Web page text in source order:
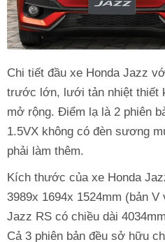
Chi tiết đầu xe Honda Jazz
trước lớn, lưới tản nhiệt thiết
mở rộng. Điểm lạ là 2 phiên
1.5VX không có đèn sương
phải làm thêm.
Kích thước của xe Honda
3989x 1694x 1524mm (bản
Jazz RS có chiều dài
Cả 3 phiên bản đều sở hữu